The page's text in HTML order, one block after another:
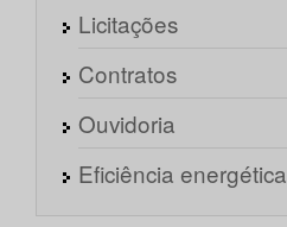
Licitações
Contratos
Ouvidoria
Eficiência energética